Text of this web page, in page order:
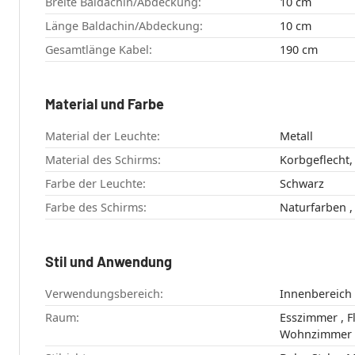
Länge Baldachin/Abdeckung:
10 cm
Gesamtlänge Kabel:
190 cm
Material und Farbe
Material der Leuchte:
Metall
Material des Schirms:
Farbe der Leuchte:
Schwarz
Farbe des Schirms:
Stil und Anwendung
Verwendungsbereich:
Innenbereich
Raum:
Esszimmer , Flur , Schlafzimmer ,
Wohnzimmer